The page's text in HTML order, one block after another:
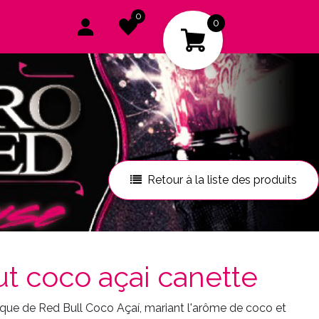
0
0
Retour à la liste des produits
coco açai canette
de Red Bull Coco Açaí, mariant l'arôme de coco et